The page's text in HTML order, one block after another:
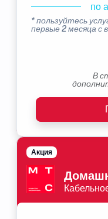
по
* пользуйтесь
первые 2 месяца с
В
Акция